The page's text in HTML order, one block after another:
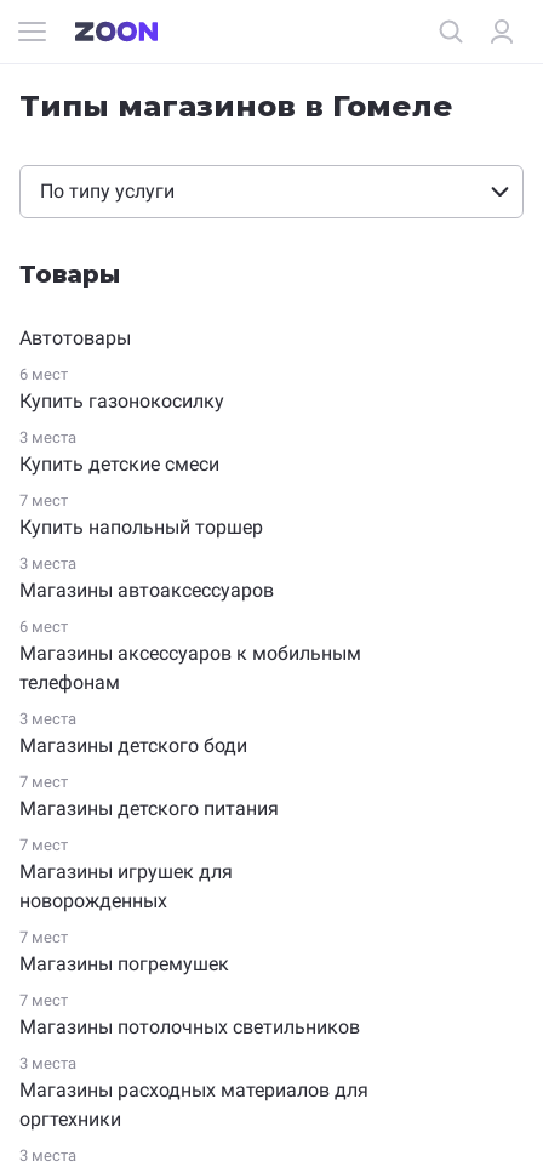
Типы магазинов в Гомеле
По типу услуги
Товары
Автотовары
6 мест
Купить газонокосилку
3 места
Купить детские смеси
7 мест
Купить напольный торшер
3 места
Магазины автоаксессуаров
6 мест
Магазины аксессуаров к мобильным
телефонам
3 места
Магазины детского боди
7 мест
Магазины детского питания
7 мест
Магазины игрушек для
новорожденных
7 мест
Магазины погремушек
7 мест
Магазины потолочных светильников
3 места
Магазины расходных материалов для
оргтехники
3 места